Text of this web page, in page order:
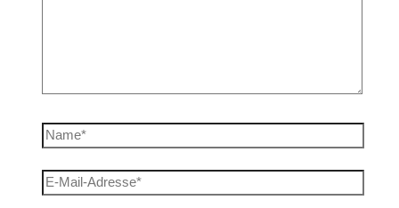
Name*
E-
Mail-